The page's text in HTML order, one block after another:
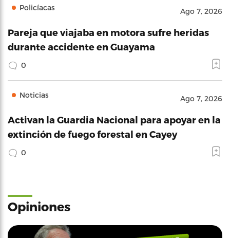
Policíacas Ago 7, 2026
Pareja que viajaba en motora sufre heridas
durante accidente en Guayama
0
Noticias Ago 7, 2026
Activan la Guardia Nacional para apoyar en la
extinción de fuego forestal en Cayey
0
Opiniones